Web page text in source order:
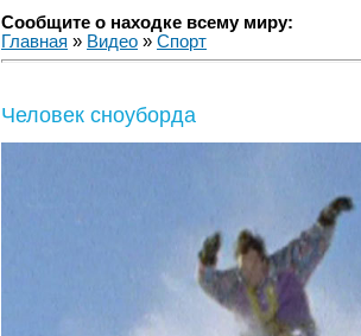
Сообщите о находке всему миру:
Главная » Видео » Спорт
Человек сноуборда